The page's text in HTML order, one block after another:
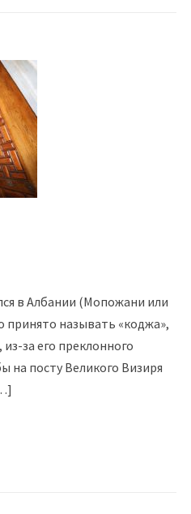
в Албании (Мопожани или
принято называть «коджа»,
за его преклонного
на посту Великого Визиря